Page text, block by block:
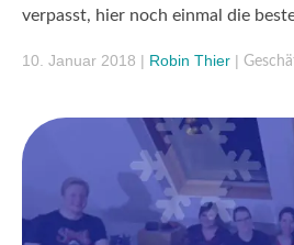
verpasst, hier noch einmal die
10. Januar 2018 | Robin Thier |